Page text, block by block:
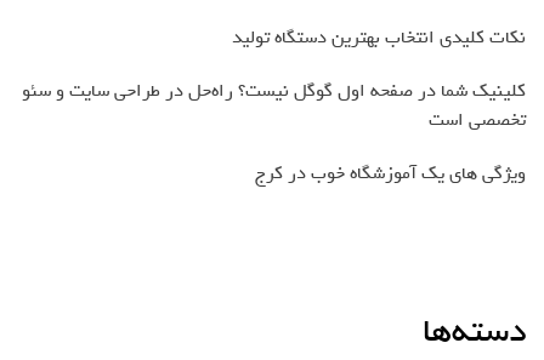
نکات کلیدی انتخاب بهترین دستگاه تولید
کلینیک شما در صفحه اول گوگل نیست؟ راه‌حل در طراحی سایت و سئو
تخصصی است
ویژگی های یک آموزشگاه خوب در کرج
دسته‌ها